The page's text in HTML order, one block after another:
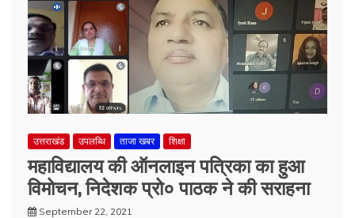
उत्तराखंड उपलब्धि ताजा खबर शिक्षा
महाविद्यालय की ऑनलाइन पत्रिका का हुआ
विमोचन, निदेशक प्रो० पाठक ने की सराहना
September 22, 2021